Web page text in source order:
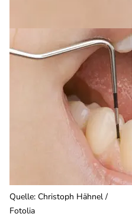
Quelle: Christoph Hähnel /
Fotolia